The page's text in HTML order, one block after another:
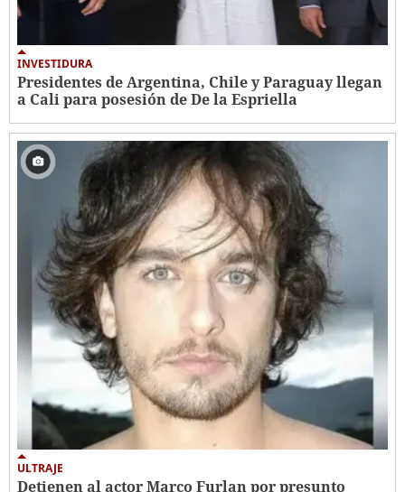
INVESTIDURA
Presidentes de Argentina, Chile y Paraguay llegan
a Cali para posesión de De la Espriella
ULTRAJE
Detienen al actor Marco Furlan por presunto